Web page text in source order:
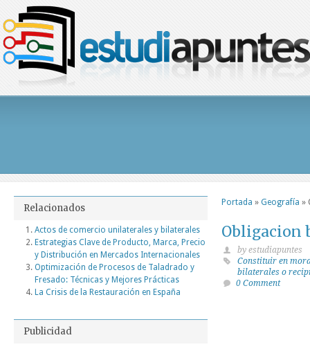
Portada » Geografía »
Obligacion
by estudiapuntes
Constituir en
bilaterales o
0 Comment
Relacionados
Actos de comercio unilaterales y bilaterales
Estrategias Clave de Producto, Marca, Precio
y Distribución en Mercados Internacionales
Optimización de Procesos de Taladrado y
Fresado: Técnicas y Mejores Prácticas
La Crisis de la Restauración en España
Publicidad